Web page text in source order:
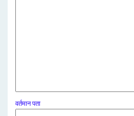
वर्तमान पता